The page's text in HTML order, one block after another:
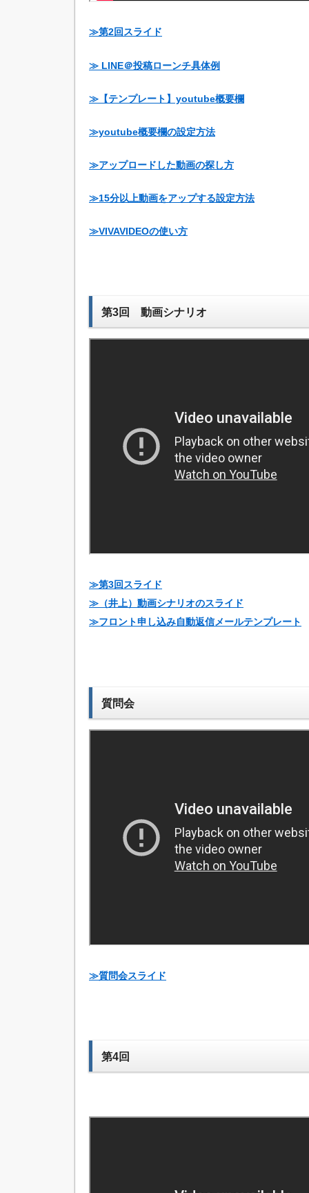
≫第2回スライド
≫ LINE＠投稿ローンチ具体例
≫【テンプレート】youtube概要欄
≫youtube概要欄の設定方法
≫アップロードした動画の探し方
≫15分以上動画をアップする設定方法
≫VIVAVIDEOの使い方
第3回 動画シナリオ
≫第3回スライド
≫（井上）動画シナリオのスライド
≫フロント申し込み自動返信メールテンプレート
質問会
≫質問会スライド
第4回